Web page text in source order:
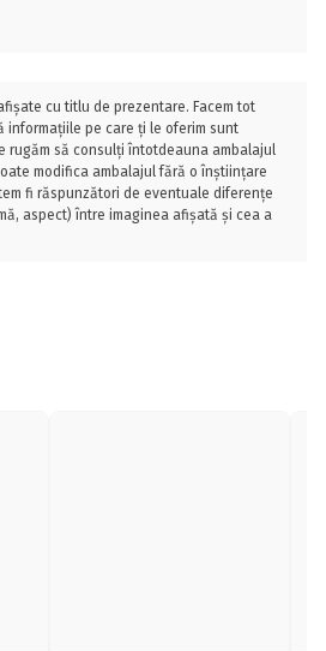
cu titlu de prezentare. Facem tot
informațiile pe care ți le oferim sunt
rugăm să consulți întotdeauna ambalajul
modifica ambalajul fără o înștiințare
fi răspunzători de eventuale diferențe
aspect) între imaginea afișată și cea a